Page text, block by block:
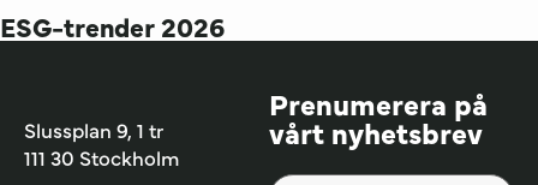
ESG-trender 2026
Slussplan 9, 1 tr
111 30 Stockholm
Prenumerera på
vårt nyhetsbrev